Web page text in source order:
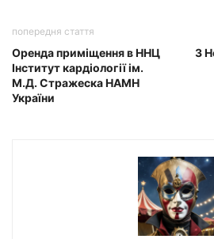
попередня стаття
Оренда приміщення в ННЦ
Інститут кардіології ім.
М.Д. Стражеска НАМН
України
З